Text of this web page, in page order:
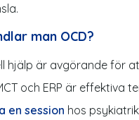
man OCD?
hjälp är avgörande för
och ERP är effektiva
en session hos